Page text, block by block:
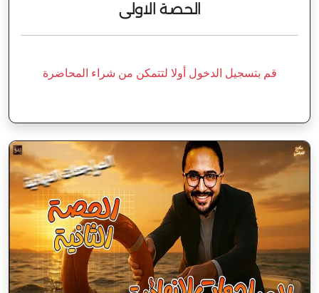
الحصة الاولى
قم بتسجيل الدخول أولا لتتمكن من شراء المحاضرة